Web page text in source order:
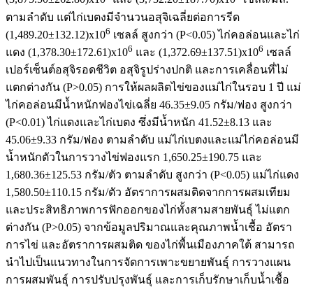
ตามลำดับ แต่ไก่เบตงมีจำนวนอสุจิเฉลี่ยต่อการรีด
(1,489.20±132.12)x106 เซลล์ สูงกว่า (P<0.05) ไก่คอล่อนและไก่
แดง (1,378.30±172.61)x106 และ (1,372.69±137.51)x106 เซลล์
เปอร์เซ็นต์อสุจิรอดชีวิต อสุจิรูปร่างปกติ และการเคลื่อนที่ไม่
แตกต่างกัน (P>0.05) การให้ผลผลิตไข่ของแม่ไก่ในรอบ 1 ปี แม่
ไก่คอล่อนมีน้ำหนักฟองไข่เฉลี่ย 46.35±9.05 กรัม/ฟอง สูงกว่า
(P<0.01) ไก่แดงและไก่เบตง ซึ่งมีน้ำหนัก 41.52±8.13 และ
45.06±9.33 กรัม/ฟอง ตามลำดับ แม่ไก่เบตงและแม่ไก่คอล่อนมี
น้ำหนักตัวในการวางไข่ฟองแรก 1,650.25±190.75 และ
1,680.36±125.53 กรัม/ตัว ตามลำดับ สูงกว่า (P<0.05) แม่ไก่แดง
1,580.50±110.15 กรัม/ตัว อัตราการผสมติดจากการผสมเทียม
และประสิทธิภาพการฟักออกของไก่ทั้งสามสายพันธุ์ ไม่แตก
ต่างกัน (P>0.05) จากข้อมูลปริมาณและคุณภาพน้ำเชื้อ อัตรา
การไข่ และอัตราการผสมติด ของไก่พื้นเมืองภาคใต้ สามารถ
นำไปเป็นแนวทางในการจัดการเพาะขยายพันธุ์ การวางแผน
การผสมพันธุ์ การปรับปรุงพันธุ์ และการเก็บรักษาเก็บน้ำเชื้อ